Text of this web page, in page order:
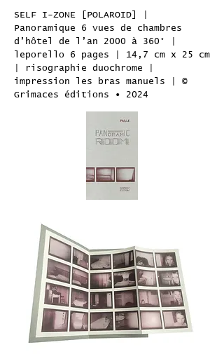
SELF I-ZONE [POLAROID] |
Panoramique 6 vues de chambres
d’hôtel de l’an 2000 à 360° |
leporello 6 pages | 14,7 cm x 25 cm
| risographie duochrome |
i mpression les bras manuels | ©
Grimaces éditions
• 2024